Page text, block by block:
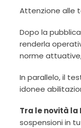
Attenzione alle
Dopo la
renderla
norme
In parallelo, il
idonee
Tra le novità la
sospensioni in